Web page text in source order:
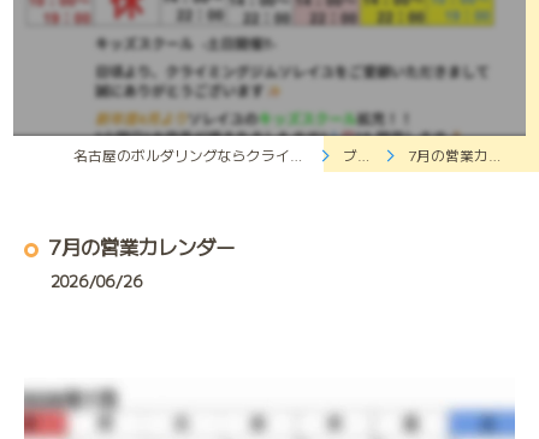
ブログ 7月の営業カレンダー
7月の営業カレンダー
2026/06/26